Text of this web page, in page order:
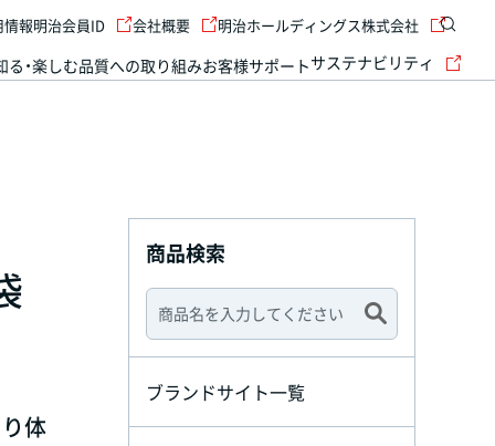
る・楽しむ品質への取り組みお客様サポートサステナビリティ
情報明治会員ID 会社概要 明治ホールディングス株式会社
体
商品検索
ブランドサイト一覧